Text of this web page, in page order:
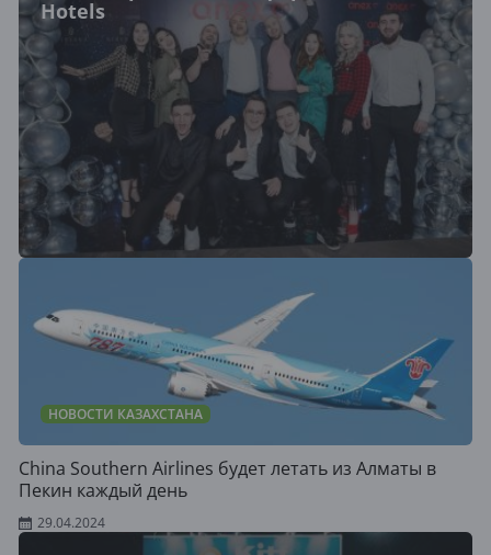
Hotels
НОВОСТИ КАЗАХСТАНА
China Southern Airlines будет летать из Алматы в
Пекин каждый день
29.04.2024